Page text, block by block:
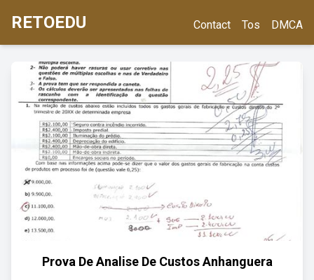
RETOEDU Contact Tos DMCA
Prova De Analise De Custos Anhanguera